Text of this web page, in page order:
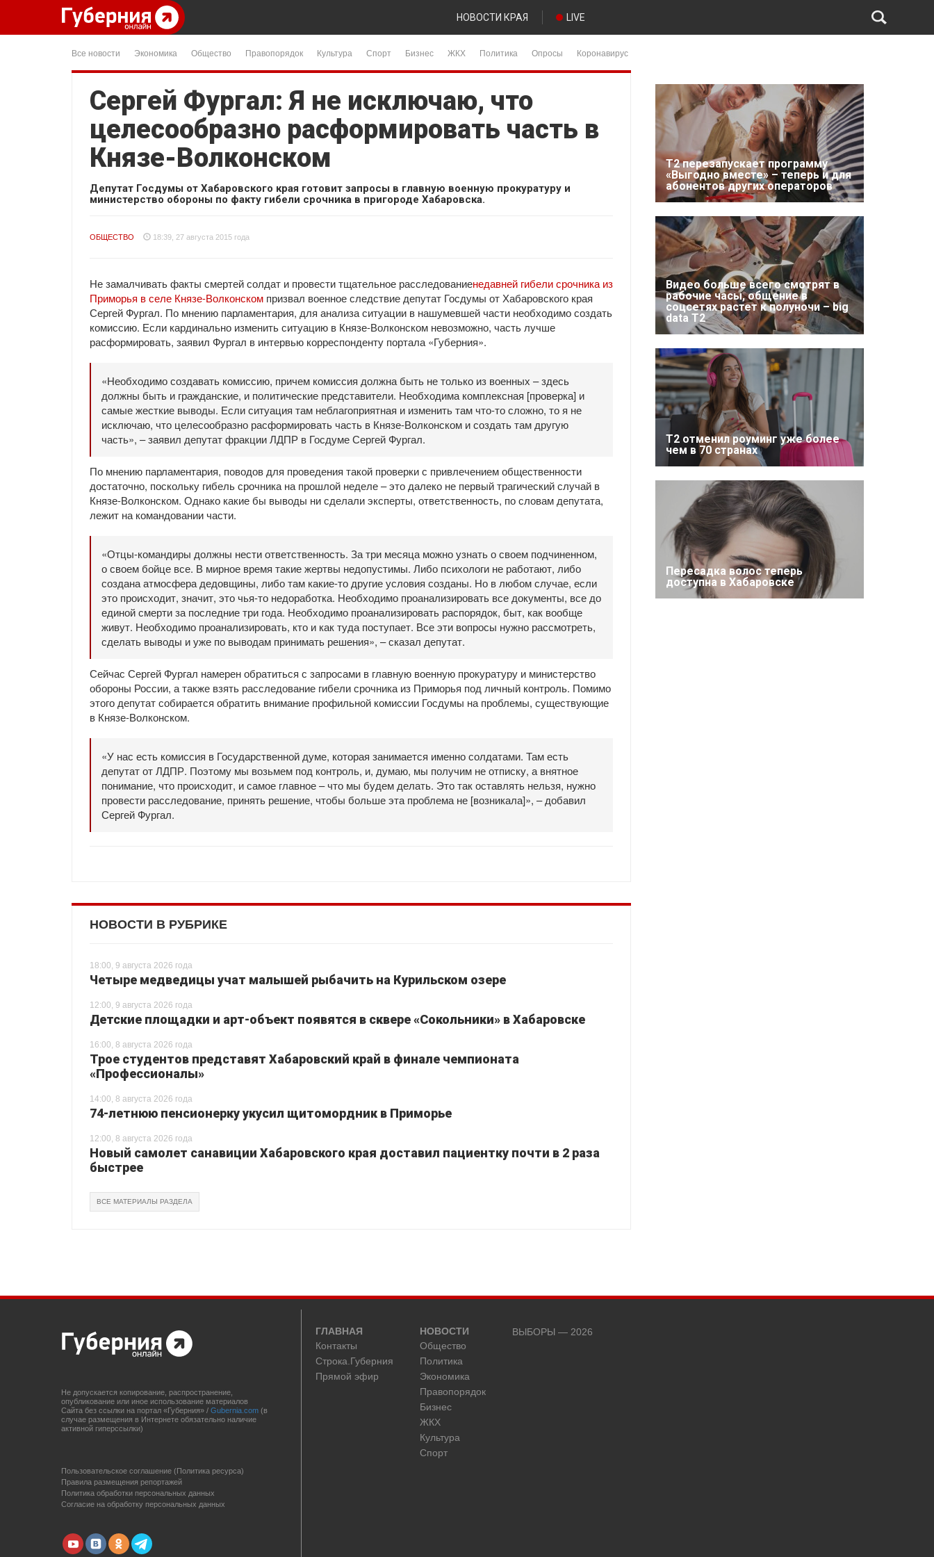
НОВОСТИ КРАЯ LIVE
Все новости Экономика Общество Правопорядок Культура Спорт Бизнес ЖКХ Политика Опросы Коронавирус
Сергей Фургал: Я не исключаю, что
целесообразно расформировать часть в
Князе-Волконском
Депутат Госдумы от Хабаровского края готовит запросы в главную военную прокуратуру и
министерство обороны по факту гибели срочника в пригороде Хабаровска.
ОБЩЕСТВО 18:39, 27 августа 2015 года
Не замалчивать факты смертей солдат и провести тщательное расследованиенедавней гибели срочника из
Приморья в селе Князе-Волконском призвал военное следствие депутат Госдумы от Хабаровского края
Сергей Фургал. По мнению парламентария, для анализа ситуации в нашумевшей части необходимо создать
комиссию. Если кардинально изменить ситуацию в Князе-Волконском невозможно, часть лучше
расформировать, заявил Фургал в интервью корреспонденту портала «Губерния».
«Необходимо создавать комиссию, причем комиссия должна быть не только из военных – здесь
должны быть и гражданские, и политические представители. Необходима комплексная [проверка] и
самые жесткие выводы. Если ситуация там неблагоприятная и изменить там что-то сложно, то я не
исключаю, что целесообразно расформировать часть в Князе-Волконском и создать там другую
часть», – заявил депутат фракции ЛДПР в Госдуме Сергей Фургал.
По мнению парламентария, поводов для проведения такой проверки с привлечением общественности
достаточно, поскольку гибель срочника на прошлой неделе – это далеко не первый трагический случай в
Князе-Волконском. Однако какие бы выводы ни сделали эксперты, ответственность, по словам депутата,
лежит на командовании части.
«Отцы-командиры должны нести ответственность. За три месяца можно узнать о своем подчиненном,
о своем бойце все. В мирное время такие жертвы недопустимы. Либо психологи не работают, либо
создана атмосфера дедовщины, либо там какие-то другие условия созданы. Но в любом случае, если
это происходит, значит, это чья-то недоработка. Необходимо проанализировать все документы, все до
единой смерти за последние три года. Необходимо проанализировать распорядок, быт, как вообще
живут. Необходимо проанализировать, кто и как туда поступает. Все эти вопросы нужно рассмотреть,
сделать выводы и уже по выводам принимать решения», – сказал депутат.
Сейчас Сергей Фургал намерен обратиться с запросами в главную военную прокуратуру и министерство
обороны России, а также взять расследование гибели срочника из Приморья под личный контроль. Помимо
этого депутат собирается обратить внимание профильной комиссии Госдумы на проблемы, существующие
в Князе-Волконском.
«У нас есть комиссия в Государственной думе, которая занимается именно солдатами. Там есть
депутат от ЛДПР. Поэтому мы возьмем под контроль, и, думаю, мы получим не отписку, а внятное
понимание, что происходит, и самое главное – что мы будем делать. Это так оставлять нельзя, нужно
провести расследование, принять решение, чтобы больше эта проблема не [возникала]», – добавил
Сергей Фургал.
НОВОСТИ В РУБРИКЕ
18:00, 9 августа 2026 года
Четыре медведицы учат малышей рыбачить на Курильском озере
12:00, 9 августа 2026 года
Детские площадки и арт-объект появятся в сквере «Сокольники» в Хабаровске
16:00, 8 августа 2026 года
Трое студентов представят Хабаровский край в финале чемпионата
«Профессионалы»
14:00, 8 августа 2026 года
74-летнюю пенсионерку укусил щитомордник в Приморье
12:00, 8 августа 2026 года
Новый самолет санавиции Хабаровского края доставил пациентку почти в 2 раза
быстрее
ВСЕ МАТЕРИАЛЫ РАЗДЕЛА
Т2 перезапускает программу
«Выгодно вместе» – теперь и для
абонентов других операторов
Видео больше всего смотрят в
рабочие часы, общение в
соцсетях растет к полуночи – big
data T2
Т2 отменил роуминг уже более
чем в 70 странах
Пересадка волос теперь
доступна в Хабаровске
Не допускается копирование, распространение,
опубликование или иное использование материалов
Сайта без ссылки на портал «Губерния» / Gubernia.com (в
случае размещения в Интернете обязательно наличие
активной гиперссылки)
Пользовательское соглашение (Политика ресурса)
Правила размещения репортажей
Политика обработки персональных данных
Согласие на обработку персональных данных
ГЛАВНАЯ
Контакты
Строка.Губерния
Прямой эфир
НОВОСТИ
Общество
Политика
Экономика
Правопорядок
Бизнес
ЖКХ
Культура
Спорт
ВЫБОРЫ — 2026